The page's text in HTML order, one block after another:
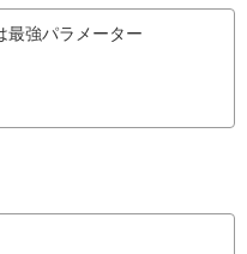
最強パラメーター